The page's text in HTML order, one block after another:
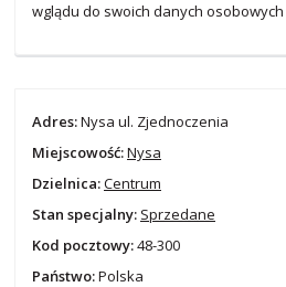
wglądu do swoich danych
Adres:Nysa ul. Zjednoczenia
Miejscowość:Nysa
Dzielnica:Centrum
Stan specjalny: Sprzedane
Kod pocztowy:48-300
Państwo:Polska